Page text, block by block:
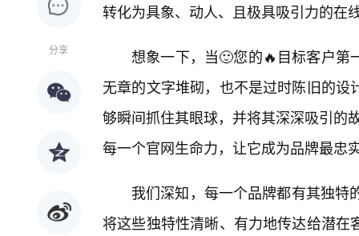
分享
转化为具象、动人、且极具吸引力的在
想象一下，当🙂您的🔥目标客户第
无章的文字堆砌，也不是过时陈旧的
够瞬间抓住其眼球，并将其深深吸引
每一个官网生命力，让它成为品牌最忠
我们深知，每一个品牌都有其独特
将这些独特性清晰、有力地传达给潜